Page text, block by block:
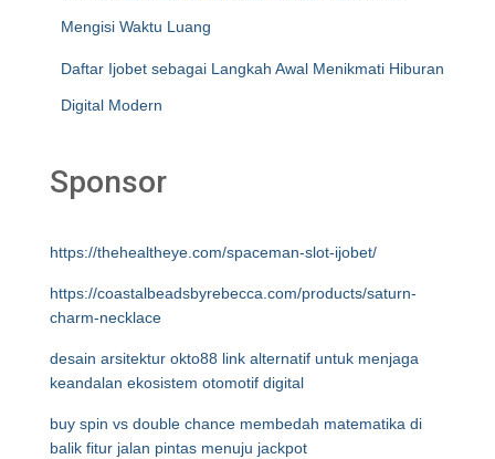
Mengisi Waktu Luang
Daftar Ijobet sebagai Langkah Awal Menikmati Hiburan
Digital Modern
Sponsor
https://thehealtheye.com/spaceman-slot-ijobet/
https://coastalbeadsbyrebecca.com/products/saturn-
charm-necklace
desain arsitektur okto88 link alternatif untuk menjaga
keandalan ekosistem otomotif digital
buy spin vs double chance membedah matematika di
balik fitur jalan pintas menuju jackpot